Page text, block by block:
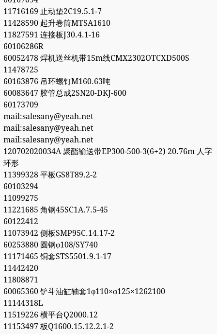
11716169 止动垫2C19.5.1-7
11428590 起升卷筒MTSA1610
11827591 连接板J30.4.1-16
60106286R
60052478 焊机送丝机带15m线CMX2302OTCXD500S
11478725
60163876 吊环螺钉M160.63吨
60083647 胶管总成2SN20-DKJ-600
60173709
mail:salesany@yeah.net
mail:salesany@yeah.net
mail:salesany@yeah.net
120702020034A 聚酯输送带EP300-500-3(6+2) 20.76m 人字
环形
11399328 平板GS8T89.2-2
60103294
11099275
11221685 角钢45SC1A.7.5-45
60122412
11073942 侧板SMP95C.14.17-2
60253880 圆钢φ108/SY740
11171465 铜套STS5501.9.1-17
11442420
11808871
60065360 铲斗油缸轴套1φ110×φ125×1262100
11144318L
11519226 横平台Q2000.12
11153497 板Q1600.15.12.2.1-2